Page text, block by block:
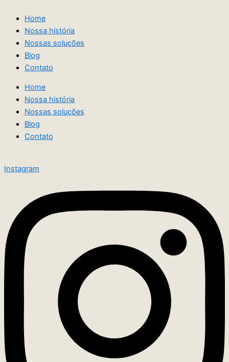
Home
Nossa história
Nossas soluções
Blog
Contato
Home
Nossa história
Nossas soluções
Blog
Contato
Instagram